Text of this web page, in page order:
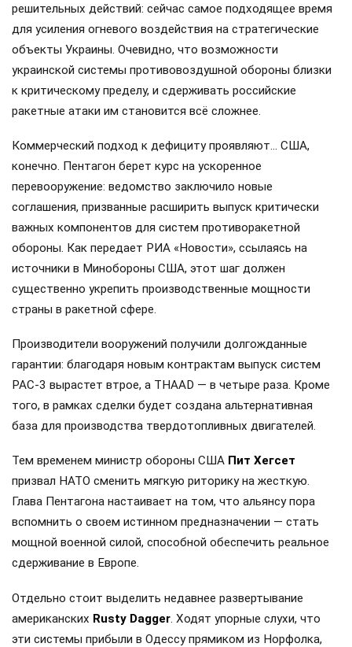
решительных действий: сейчас самое подходящее время
для усиления огневого воздействия на стратегические
объекты Украины. Очевидно, что возможности
украинской системы противовоздушной обороны близки
к критическому пределу, и сдерживать российские
ракетные атаки им становится всё сложнее.
Коммерческий подход к дефициту проявляют… США,
конечно. Пентагон берет курс на ускоренное
перевооружение: ведомство заключило новые
соглашения, призванные расширить выпуск критически
важных компонентов для систем противоракетной
обороны. Как передает РИА «Новости», ссылаясь на
источники в Минобороны США, этот шаг должен
существенно укрепить производственные мощности
страны в ракетной сфере.
Производители вооружений получили долгожданные
гарантии: благодаря новым контрактам выпуск систем
PAC-3 вырастет втрое, а THAAD — в четыре раза. Кроме
того, в рамках сделки будет создана альтернативная
база для производства твердотопливных двигателей.
Тем временем министр обороны США Пит Хегсет
призвал НАТО сменить мягкую риторику на жесткую.
Глава Пентагона настаивает на том, что альянсу пора
вспомнить о своем истинном предназначении — стать
мощной военной силой, способной обеспечить реальное
сдерживание в Европе.
Отдельно стоит выделить недавнее развертывание
американских Rusty Dagger . Ходят упорные слухи, что
эти системы прибыли в Одессу прямиком из Норфолка,